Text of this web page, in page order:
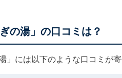
の湯」の口コミは？
」には以下のような口コミが寄